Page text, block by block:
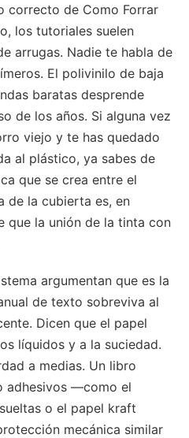
correcto de Como Forrar
los tutoriales suelen
arrugas. Nadie te habla de
El polivinilo de baja
baratas desprende
de los años. Si alguna vez
viejo y te has quedado
al plástico, ya sabes de
que se crea entre el
de la cubierta es, en
que la unión de la tinta con
argumentan que es la
de texto sobreviva al
Dicen que el papel
líquidos y a la suciedad.
a medias. Un libro
adhesivos —como el
o el papel kraft
mecánica similar